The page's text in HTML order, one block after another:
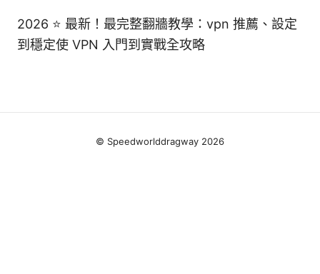
2026 ⭐ 最新！最完整翻牆教學：vpn 推薦、設定
到穩定使 VPN 入門到實戰全攻略
© Speedworlddragway 2026